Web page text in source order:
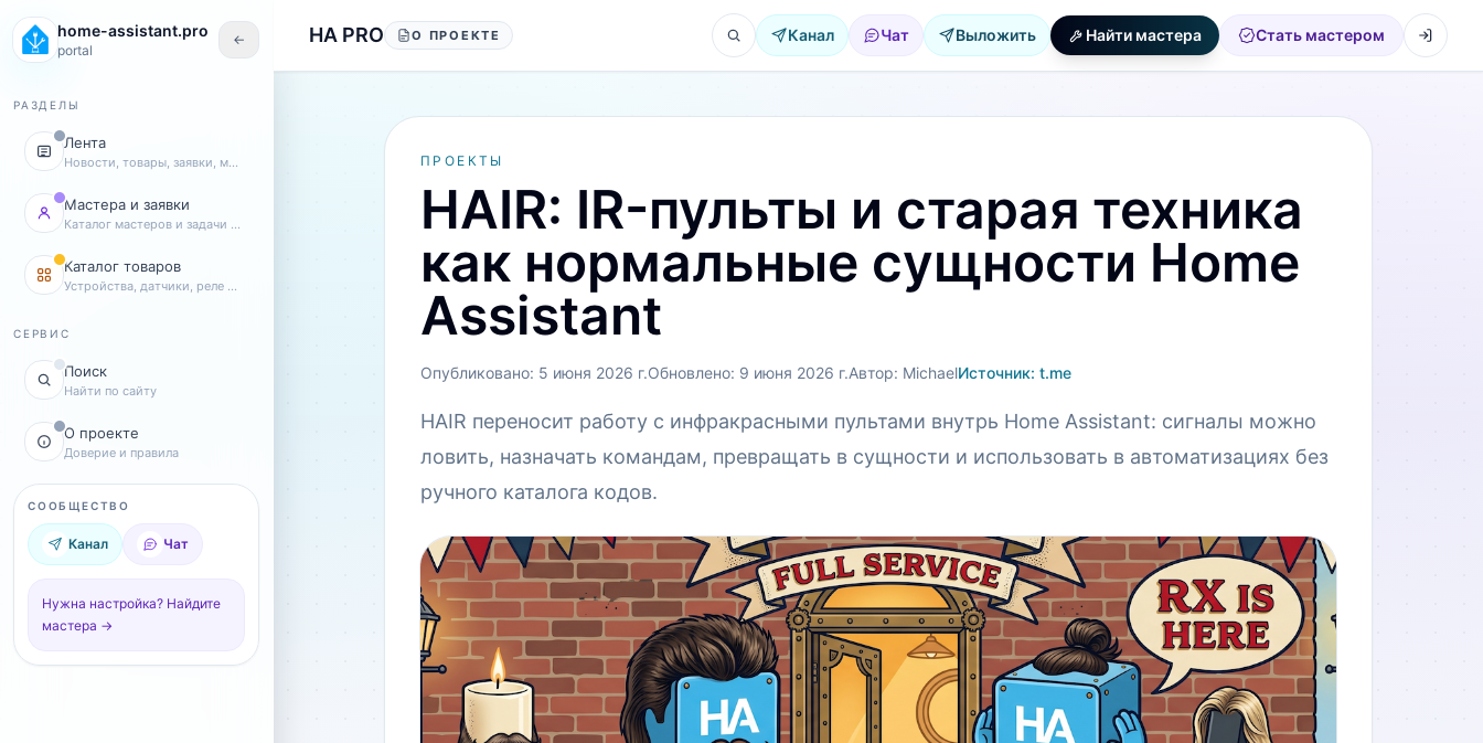
Перейти к содержанию
home-assistant.pro
portal
←
РАЗДЕЛЫ
Лента
Новости, товары, заявки, мастера
Мастера и заявки
Каталог мастеров и задачи клиентов
Каталог товаров
Устройства, датчики, реле и комплекты
СЕРВИС
Поиск
Найти по сайту
О проекте
Доверие и правила
СООБЩЕСТВО
Канал Чат
Нужна настройка? Найдите
мастера →
HA PRO О ПРОЕКТЕ Канал Чат Выложить Найти мастера Стать мастером
ПРОЕКТЫ
HAIR: IR-пульты и старая техника
как нормальные сущности Home
Assistant
Опубликовано: 5 июня 2026 г.Обновлено: 9 июня 2026 г.Автор: MichaelИсточник: t.me
HAIR переносит работу с инфракрасными пультами внутрь Home Assistant: сигналы можно
ловить, назначать командам, превращать в сущности и использовать в автоматизациях без
ручного каталога кодов.